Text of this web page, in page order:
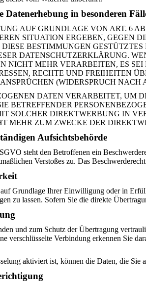
Datenerhebung in besonderen
AUF GRUNDLAGE VON ART. 6
SITUATION ERGEBEN, GEGEN
BESTIMMUNGEN
DATENSCHUTZERKLÄRUNG.
NICHT MEHR VERARBEITEN, ES
RECHTE UND FREIHEITEN
(WIDERSPRUCH NACH
DATEN VERARBEITET, UM
BETREFFENDER
SOLCHER DIREKTWERBUNG IN
MEHR ZUM ZWECKE DER
Aufsichts­behörde
steht den Betroffenen ein
Verstoßes zu. Das
Grundlage Ihrer Einwilligung oder in
zu lassen. Sofern Sie die direkte
und zum Schutz der Übertragung
verschlüsselte Verbindung erkennen Sie
aktiviert ist, können die Daten, die Sie